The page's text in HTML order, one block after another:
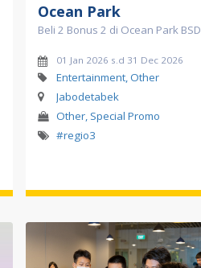
Ocean Park
Beli 2 Bonus 2 di Ocean Park BSD
01 Jan 2026 s.d 31 Dec 2026
Entertainment, Other
Jabodetabek
Other, Special Promo
#regio3